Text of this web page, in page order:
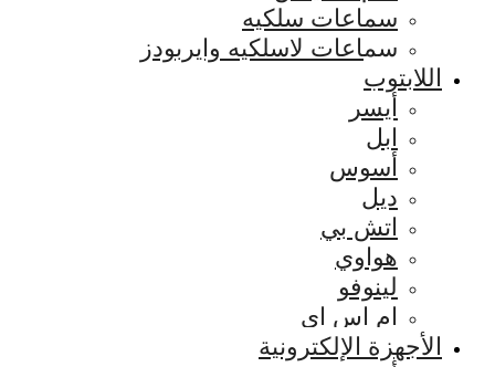
سماعات سلكيه
سماعات لاسلكيه وايربودز
اللابتوب
أيسر
ابل
أسوس
ديل
اتش بي
هواوي
لينوفو
ام اس اي
الأجهزة الإلكترونية